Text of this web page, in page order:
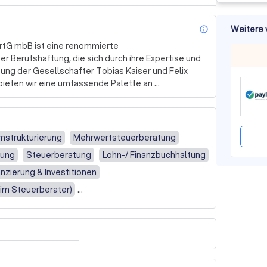
mbB ist eine renommierte
die sich durch ihre Expertise und
der Gesellschafter Tobias Kaiser und Felix
wir eine umfassende Palette an
Bundesrepublik Deutschland bestellt und
Vorpommern. Wir halten uns strikt an die
um unseren Kunden stets den besten Service zu
die Beratung von Privatpersonen als auch von
individuelle und persönliche Beratung, um auf die
unserer Mandanten einzugehen.
Expertise und unser Engagement einen echten
wir uns durch unsere Professionalität und unser
abheben.
Mehrwertsteuerberatung
Steuerberatung
Lohn-/ Finanzbuchhaltung
& Investitionen
Steuerberater)
Weitere